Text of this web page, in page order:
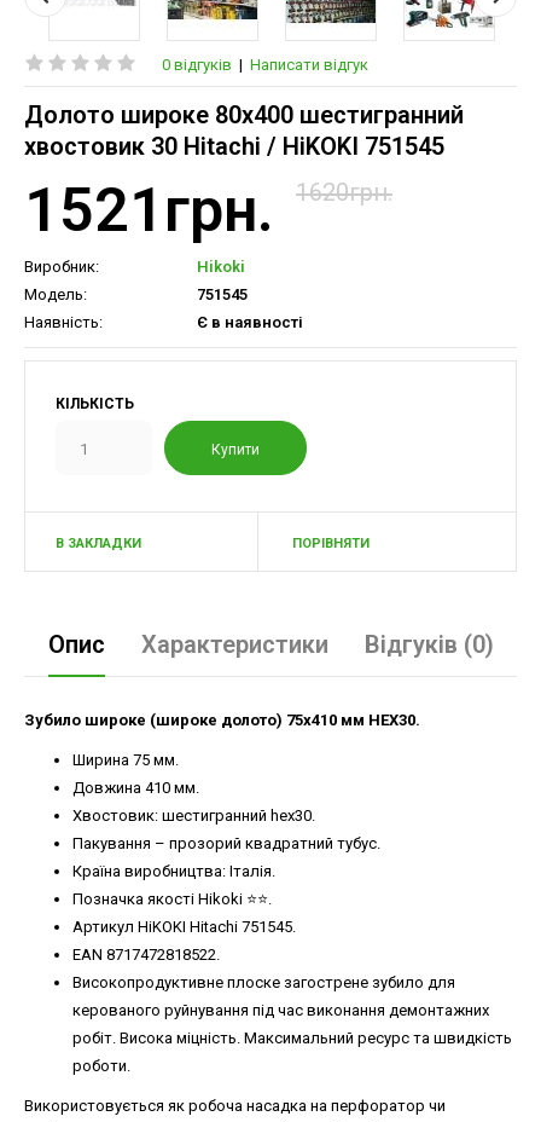
0 відгуків | Написати відгук
Долото широке 80х400 шестигранний
хвостовик 30 Hitachi / HiKOKI 751545
1521грн. 1620грн.
Виробник:
Hikoki
Модель:
751545
Наявність:
Є в наявності
КІЛЬКІСТЬ
В ЗАКЛАДКИ ПОРІВНЯТИ
Опис Характеристики Відгуків (0)
Зубило широке (широке долото) 75х410 мм НЕХ30.
Ширина 75 мм.
Довжина 410 мм.
Хвостовик: шестигранний hex30.
Пакування – прозорий квадратний тубус.
Країна виробництва: Італія.
Позначка якості Hikoki ⭐️⭐️.
Артикул HiKOKI Hitachi 751545.
EAN 8717472818522.
Високопродуктивне плоске загострене зубило для
керованого руйнування під час виконання демонтажних
робіт. Висока міцність. Максимальний ресурс та швидкість
роботи.
Використовується як робоча насадка на перфоратор чи